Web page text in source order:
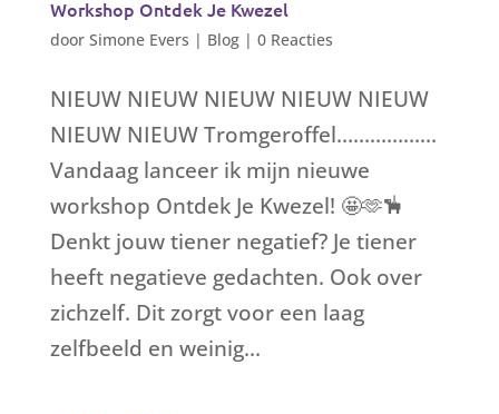
Workshop Ontdek Je Kwezel
door Simone Evers | Blog| 0 Reacties
NIEUW NIEUW NIEUW NIEUW NIEUW
NIEUW NIEUW Tromgeroffel………………
Vandaag lanceer ik mijn nieuwe
workshop Ontdek Je Kwezel! 🤩🫶🪅
Denkt jouw tiener negatief? Je tiener
heeft negatieve gedachten. Ook over
zichzelf. Dit zorgt voor een laag
zelfbeeld en weinig...